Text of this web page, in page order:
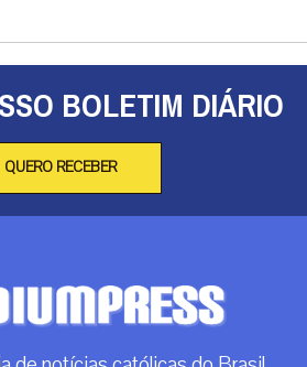
BOLETIM DIÁRIO
QUERO RECEBER